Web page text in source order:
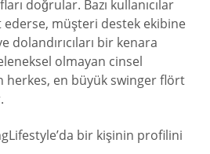
doğrular. Bazı kullanıcılar
müşteri destek ekibine
dolandırıcıları bir kenara
olmayan cinsel
herkes, en büyük swinger flört
bir kişinin profilini